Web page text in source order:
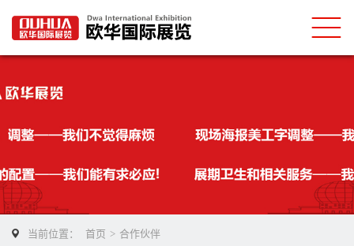
当前位置： 首页 > 合作伙伴